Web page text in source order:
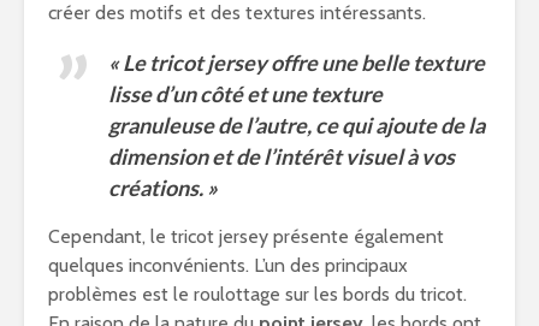
créer des motifs et des textures intéressants.
« Le tricot jersey offre une belle texture
lisse d’un côté et une texture
granuleuse de l’autre, ce qui ajoute de la
dimension et de l’intérêt visuel à vos
créations. »
Cependant, le tricot jersey présente également
quelques inconvénients. L’un des principaux
problèmes est le roulottage sur les bords du tricot.